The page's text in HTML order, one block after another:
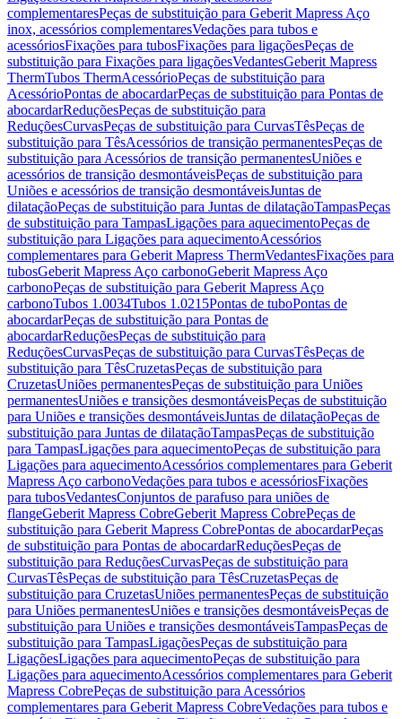
complementaresPeças de substituição para Geberit Mapress Aço
inox, acessórios complementaresVedações para tubos e
acessóriosFixações para tubosFixações para ligaçõesPeças de
substituição para Fixações para ligaçõesVedantesGeberit Mapress
ThermTubos ThermAcessórioPeças de substituição para
AcessórioPontas de abocardarPeças de substituição para Pontas de
abocardarReduçõesPeças de substituição para
ReduçõesCurvasPeças de substituição para CurvasTêsPeças de
substituição para TêsAcessórios de transição permanentesPeças de
substituição para Acessórios de transição permanentesUniões e
acessórios de transição desmontáveisPeças de substituição para
Uniões e acessórios de transição desmontáveisJuntas de
dilataçãoPeças de substituição para Juntas de dilataçãoTampasPeças
de substituição para TampasLigações para aquecimentoPeças de
substituição para Ligações para aquecimentoAcessórios
complementares para Geberit Mapress ThermVedantesFixações para
tubosGeberit Mapress Aço carbonoGeberit Mapress Aço
carbonoPeças de substituição para Geberit Mapress Aço
carbonoTubos 1.0034Tubos 1.0215Pontas de tuboPontas de
abocardarPeças de substituição para Pontas de
abocardarReduçõesPeças de substituição para
ReduçõesCurvasPeças de substituição para CurvasTêsPeças de
substituição para TêsCruzetasPeças de substituição para
CruzetasUniões permanentesPeças de substituição para Uniões
permanentesUniões e transições desmontáveisPeças de substituição
para Uniões e transições desmontáveisJuntas de dilataçãoPeças de
substituição para Juntas de dilataçãoTampasPeças de substituição
para TampasLigações para aquecimentoPeças de substituição para
Ligações para aquecimentoAcessórios complementares para Geberit
Mapress Aço carbonoVedações para tubos e acessóriosFixações
para tubosVedantesConjuntos de parafuso para uniões de
flangeGeberit Mapress CobreGeberit Mapress CobrePeças de
substituição para Geberit Mapress CobrePontas de abocardarPeças
de substituição para Pontas de abocardarReduçõesPeças de
substituição para ReduçõesCurvasPeças de substituição para
CurvasTêsPeças de substituição para TêsCruzetasPeças de
substituição para CruzetasUniões permanentesPeças de substituição
para Uniões permanentesUniões e transições desmontáveisPeças de
substituição para Uniões e transições desmontáveisTampasPeças de
substituição para TampasLigaçõesPeças de substituição para
LigaçõesLigações para aquecimentoPeças de substituição para
Ligações para aquecimentoAcessórios complementares para Geberit
Mapress CobrePeças de substituição para Acessórios
complementares para Geberit Mapress CobreVedações para tubos e